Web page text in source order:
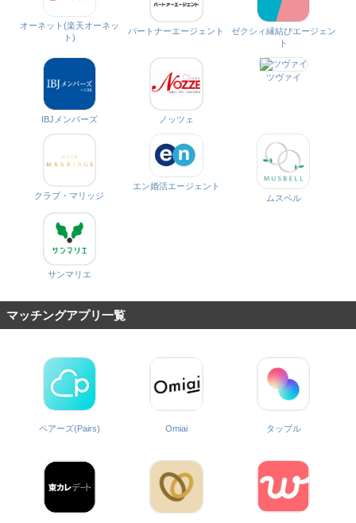
オーネット(楽天オーネッ
ト)
パートナーエージェント
ゼクシィ縁結びエージェン
ト
IBJメンバーズ ノッツェ
ツヴァイ
クラブ・マリッジ
エン婚活エージェント
ムスベル
サンマリエ
マッチングアプリ一覧
ペアーズ(Pairs) Omiai タップル